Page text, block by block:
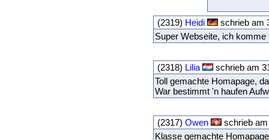
(2319) Heidi
schrieb am
Super Webseite, ich
(2318) Lilia
schrieb am
Toll gemachte Homapage,
War bestimmt 'n haufen
(2317) Owen
schrieb
Klasse gemachte